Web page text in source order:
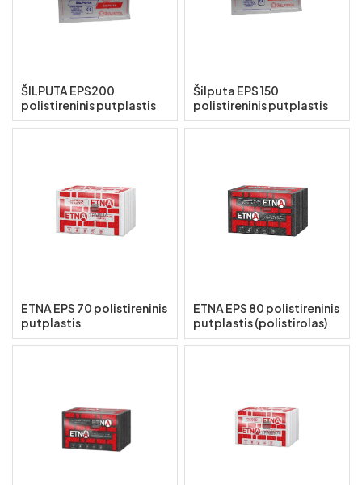
ŠILPUTA EPS200
polistireninis putplastis
Šilputa EPS 150
polistireninis putplastis
ETNA EPS 70 polistireninis
putplastis
ETNA EPS 80 polistireninis
putplastis (polistirolas)